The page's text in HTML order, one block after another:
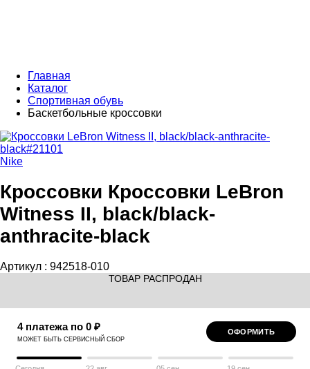
Главная
Каталог
Спортивная обувь
Баскетбольные кроссовки
Nike
Кроссовки Кроссовки LeBron
Witness II, black/black-
anthracite-black
Артикул : 942518-010
ТОВАР РАСПРОДАН
4 платежа по 0 ₽
МОЖЕТ БЫТЬ СЕРВИСНЫЙ СБОР
ОФОРМИТЬ